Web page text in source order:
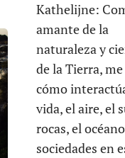
Kathelijne:
amante de la
naturaleza y
de la Tierra,
cómo
vida, el aire, el
rocas, el
sociedades en